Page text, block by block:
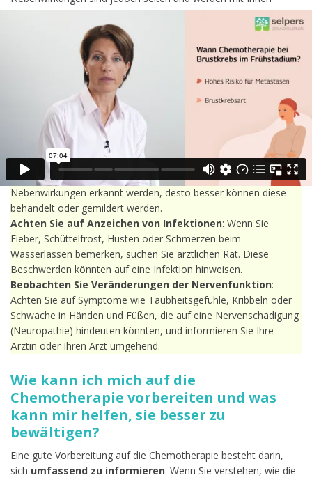
einzeln besprochen, falls sie auftreten sollten. Ihr Arzt oder Ihre
Ärztin wird Sie individuell beraten.
Was ist bei Nebenwirkungen wichtig?
Beobachten Sie Ihren Körper
: Achten Sie auf Beschwerden
wie Übelkeit, Müdigkeit, Haarausfall, Hautreaktionen oder
Veränderungen im Geschmack. Führen Sie ein Tagebuch, um
Symptome festzuhalten.
Kommunikation mit Ihrer Ärztin oder Ihrem Arzt
: Melden
Sie ungewöhnliche Symptome sofort Ihrer Ärztin oder Ihrem
Arzt, auch wenn sie nur leicht erscheinen. Je früher
Nebenwirkungen erkannt werden, desto besser können diese
behandelt oder gemildert werden.
Achten Sie auf Anzeichen von Infektionen: Wenn Sie
Fieber, Schüttelfrost, Husten oder Schmerzen beim
Wasserlassen bemerken, suchen Sie ärztlichen Rat. Diese
Beschwerden könnten auf eine Infektion hinweisen.
Beobachten Sie Veränderungen der Nervenfunktion:
Achten Sie auf Symptome wie Taubheitsgefühle, Kribbeln oder
Schwäche in Händen und Füßen, die auf eine Nervenschädigung
(Neuropathie) hindeuten könnten, und informieren Sie Ihre
Ärztin oder Ihren Arzt umgehend.
Wie kann ich mich auf die
Chemotherapie vorbereiten und was
kann mir helfen, sie besser zu
bewältigen?
Eine gute Vorbereitung auf die Chemotherapie besteht darin,
sich umfassend zu informieren. Wenn Sie verstehen, wie die